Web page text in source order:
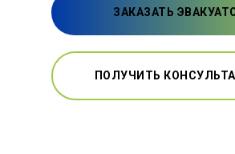
ЗАКАЗАТЬ
ПОЛУЧИТЬ